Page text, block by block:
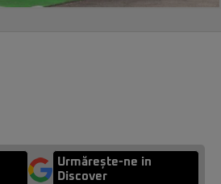
Urmărește-ne in
Discover